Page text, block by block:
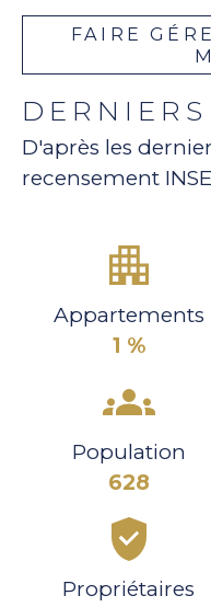
FAIRE
D'après les
recensement
Appartements
1 %
Population
628
Propriétaires